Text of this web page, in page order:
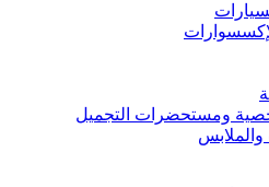
ومستحضرات التجميل